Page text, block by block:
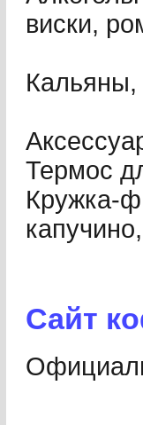
виски,
Кальяны,
Термос
Кружка-
Сайт